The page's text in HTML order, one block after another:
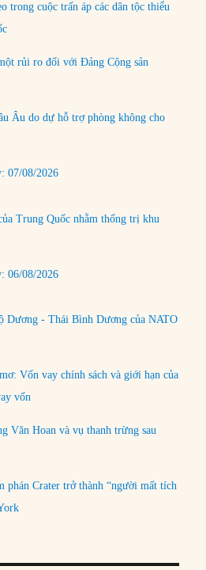
trong cuộc trấn áp các dân tộc thiểu
rủi ro đối với Đảng Cộng sản
Âu do dự hỗ trợ phòng không cho
07/08/2026
Trung Quốc nhằm thống trị khu
06/08/2026
Dương - Thái Bình Dương của NATO
Vốn vay chính sách và giới hạn của
vốn
Văn Hoan và vụ thanh trừng sau
phán Crater trở thành “người mất tích